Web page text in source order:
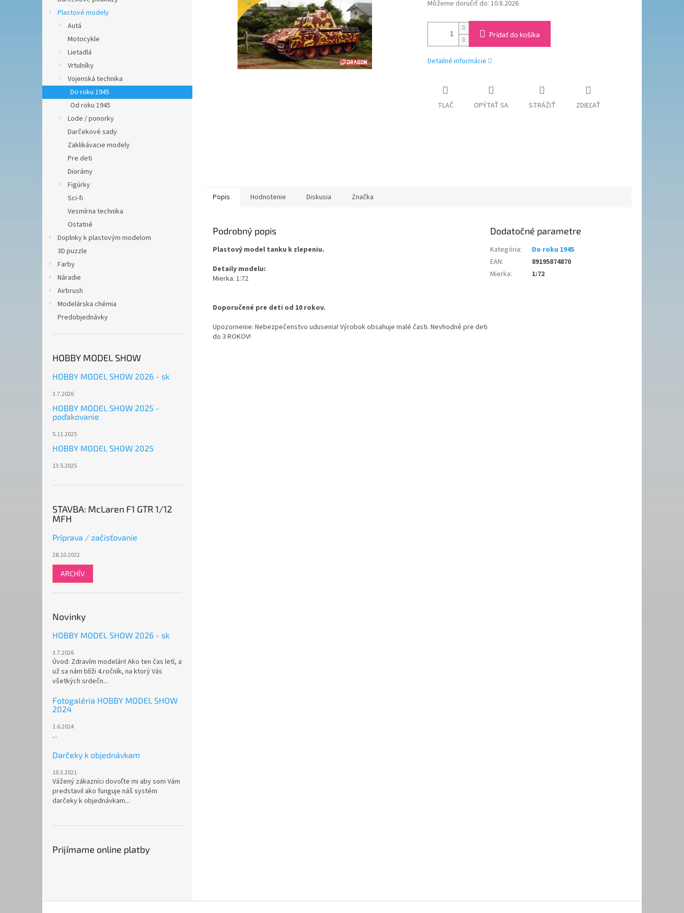
Plastové modely
Autá
Motocykle
Lietadlá
Vrtulníky
Vojenská technika
Do roku 1945
Od roku 1945
Lode / ponorky
Darčekové sady
Zaklikávacie modely
Pre deti
Diorámy
Figúrky
Sci-fi
Vesmírna technika
Ostatné
Doplnky k plastovým modelom
3D puzzle
Farby
Náradie
Airbrush
Modelárska chémia
Predobjednávky
HOBBY MODEL SHOW
HOBBY MODEL SHOW 2026 - sk
3.7.2026
HOBBY MODEL SHOW 2025 -
poďakovanie
5.11.2025
HOBBY MODEL SHOW 2025
13.5.2025
STAVBA: McLaren F1 GTR 1/12
MFH
Príprava / začisťovanie
28.10.2022
ARCHÍV
Novinky
HOBBY MODEL SHOW 2026 - sk
3.7.2026
Úvod: Zdravím modelári! Ako ten čas letí, a
už sa nám blíži 4.ročník, na ktorý Vás
všetkých srdečn...
Fotogaléria HOBBY MODEL SHOW
2024
1.6.2024
...
Darčeky k objednávkam
10.3.2021
Vážený zákazníci dovoľte mi aby som Vám
predstavil ako funguje náš systém
darčeky k objednávkam...
Prijímame online platby
Môžeme doručiť do: 10.8.2026
Pridať do košíka
Detailné informácie
TLAČ OPÝTAŤ SA STRÁŽIŤ ZDIEĽAŤ
Popis Hodnotenie Diskusia Značka
Podrobný popis
Plastový model tanku k zlepeniu.
Detaily modelu:
Mierka: 1:72
Doporučené pre deti od 10 rokov.
Upozornenie: Nebezpečenstvo udusenia! Výrobok obsahuje malé časti. Nevhodné pre deti
do 3 ROKOV!
Dodatočné parametre
Kategória:
Do roku 1945
EAN:
89195874870
Mierka: 1:72